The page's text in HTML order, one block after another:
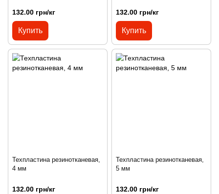
132.00 грн/кг
Купить
132.00 грн/кг
Купить
Техпластина резинотканевая,
4 мм
132.00 грн/кг
Техпластина резинотканевая,
5 мм
132.00 грн/кг